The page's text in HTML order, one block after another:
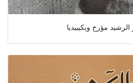
الرشيد مؤرخ ويكيبيديا